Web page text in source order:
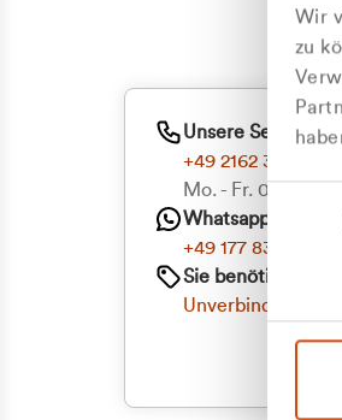
Wir
zu
Unsere Service-
+49 2162 3769000
Mo. - Fr. 08.00 -
Whatsapp
+49 177 8376058
Sie benötigen ein
Unverbindliche